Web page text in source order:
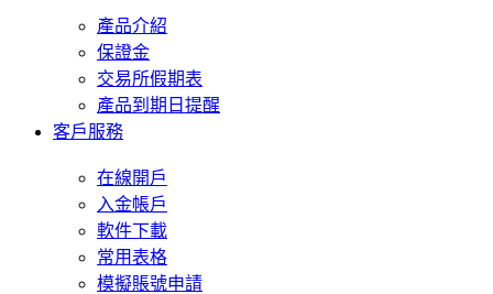
產品介紹
保證金
交易所假期表
產品到期日提醒
客戶服務
在線開戶
入金帳戶
軟件下載
常用表格
模擬賬號申請